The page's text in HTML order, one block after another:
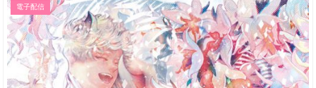
電子配信